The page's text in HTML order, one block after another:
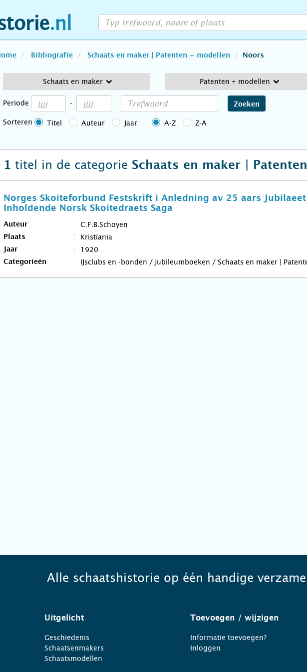
Bibliografie Schaats en maker | Patenten + modellen Noors
Schaats en maker Patenten + modellen
Periode - Zoeken
Sorteren Titel Auteur Jaar A-Z Z-A
1 titel in de categorie Schaats en maker |
Norges Skoiteforbund Festskrift i Anledning av 25 aars
Inholdende Norsk Skoitedraets Saga
Auteur C.F.B.Schoyen
Plaats Kristiania
Jaar 1920
Categorieën IJsclubs en -bonden / Jubileumboeken / Schaats en maker |
Alle schaatshistorie op één handige
Uitgelicht
Geschiedenis
Schaatsenmakers
Schaatsmodellen
Toevoegen / wijzigen
Informatie toevoegen?
Inloggen